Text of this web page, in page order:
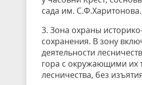
сада им. С.Ф.Харитонова.
3. Зона охраны
сохранения. В зону
деятельности
гора с окружающими их
лесничества, без